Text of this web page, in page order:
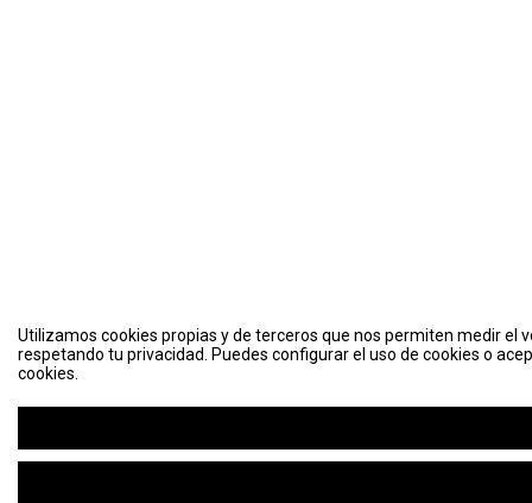
Utilizamos cookies propias y de terceros que nos permiten medir el
respetando tu privacidad. Puedes configurar el uso de cookies o
cookies.